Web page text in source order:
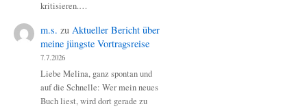
kritisieren.…
m.s. zu Aktueller Bericht über
meine jüngste Vortragsreise
7.7.2026
Liebe Melina, ganz spontan und
auf die Schnelle: Wer mein neues
Buch liest, wird dort gerade zu